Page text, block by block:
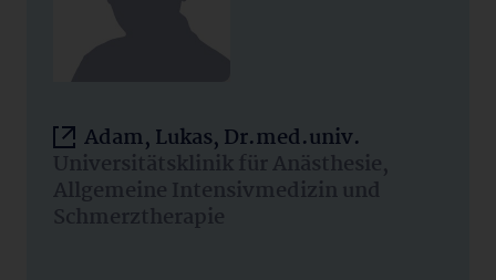
Adam, Lukas, Dr.med.univ.
Universitätsklinik für Anästhesie,
Allgemeine Intensivmedizin und
Schmerztherapie